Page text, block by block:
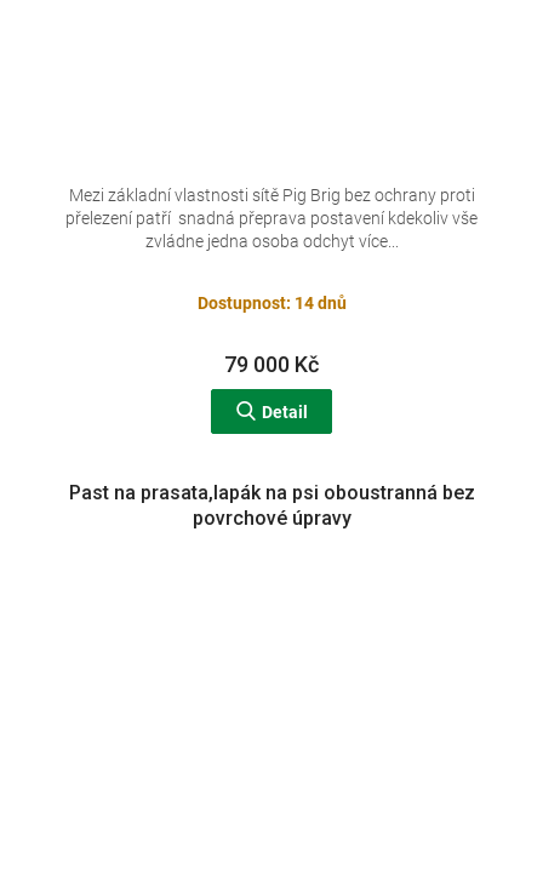
Dostupnost: 14 dnů
79 000 Kč
Detail
Mezi základní vlastnosti sítě Pig Brig bez ochrany proti
přelezení patří snadná přeprava postavení kdekoliv vše
zvládne jedna osoba odchyt více...
Past na prasata,lapák na psi oboustranná bez
povrchové úpravy